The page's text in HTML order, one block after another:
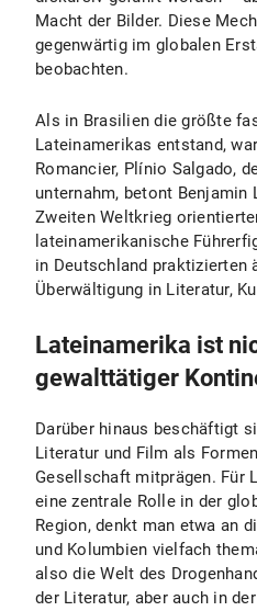
Macht der Bilder. Diese
gegenwärtig im globalen
beobachten.
Als in Brasilien die größte
Lateinamerikas entstand,
Romancier, Plínio Salgado,
unternahm, betont Benjamin
Zweiten Weltkrieg
lateinamerikanische
in Deutschland praktizierten
Überwältigung in Literatur,
Lateinamerika ist
gewalttätiger
Darüber hinaus beschäftigt
Literatur und Film als
Gesellschaft mitprägen. Für
eine zentrale Rolle in der
Region, denkt man etwa an
und Kolumbien vielfach
also die Welt des
der Literatur, aber auch in